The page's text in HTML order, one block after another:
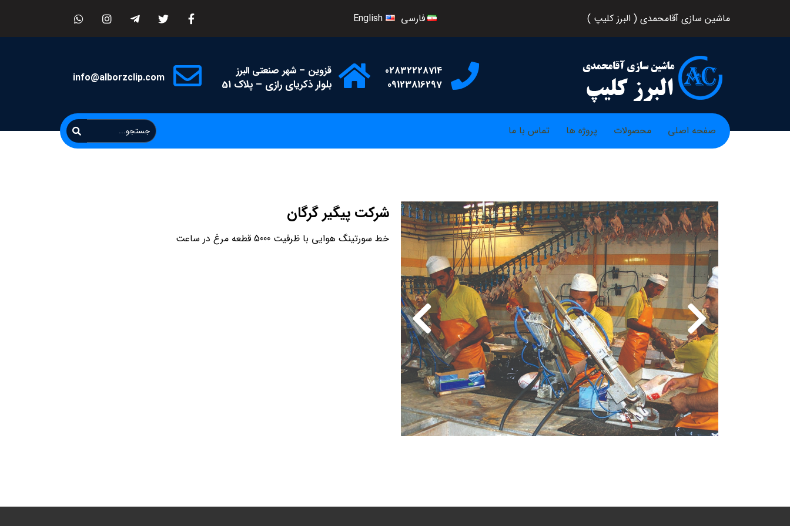
ماشين سازي آقامحمدي ( البرز کلیپ ) فارسی English
02832228714
09123816297
قزوین – شهر صنعتی البرز
بلوار ذکریای رازی – پلاک 51 info@alborzclip.com
صفحه اصلی محصولات پروژه ها تماس با ما
شرکت پیگیر گرگان
خط سورتینگ هوایی با ظرفیت 5000 قطعه مرغ در ساعت